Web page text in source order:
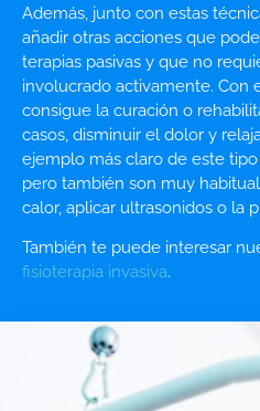
Además, junto con estas
añadir otras acciones que
terapias pasivas y que no
involucrado activamente. Con
consigue la curación o
casos, disminuir el dolor y
ejemplo más claro de este
pero también son muy
calor, aplicar ultrasonidos o la
También te puede interesar
fisioterapia invasiva.